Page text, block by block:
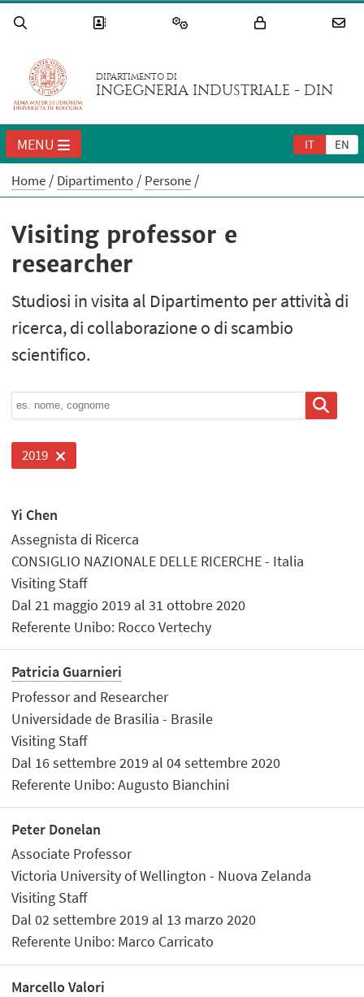
DIPARTIMENTO DI
INGEGNERIA INDUSTRIALE - DIN
IT EN
MENU
Home Dipartimento Persone
Visiting professor e
researcher
Studiosi in visita al Dipartimento per attività di
ricerca, di collaborazione o di scambio
scientifico.
2019
Yi Chen
Assegnista di Ricerca
CONSIGLIO NAZIONALE DELLE RICERCHE - Italia
Visiting Staff
Dal 21 maggio 2019 al 31 ottobre 2020
Referente Unibo: Rocco Vertechy
Patricia Guarnieri
Professor and Researcher
Universidade de Brasilia - Brasile
Visiting Staff
Dal 16 settembre 2019 al 04 settembre 2020
Referente Unibo: Augusto Bianchini
Peter Donelan
Associate Professor
Victoria University of Wellington - Nuova Zelanda
Visiting Staff
Dal 02 settembre 2019 al 13 marzo 2020
Referente Unibo: Marco Carricato
Marcello Valori